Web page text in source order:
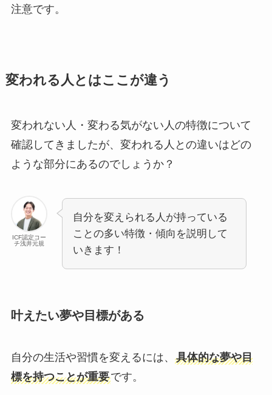
注意です。
変われる人とはここが違う
変われない人・変わる気がない人の特徴について
確認してきましたが、変われる人との違いはどの
ような部分にあるのでしょうか？
ICF認定コー
チ浅井元規
自分を変えられる人が持っている
ことの多い特徴・傾向を説明して
いきます！
叶えたい夢や目標がある
自分の生活や習慣を変えるには、 具体的な夢や目
標を持つことが重要です。